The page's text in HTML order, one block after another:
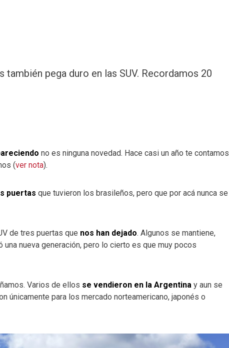
pega duro en las SUV. Recordamos 20
no es ninguna novedad. Hace casi un año te contamos
(ver nota).
puertas que tuvieron los brasileños, pero que por acá nunca se
de tres puertas que nos han dejado. Algunos se mantiene,
nueva generación, pero lo cierto es que muy pocos
Varios de ellos se vendieron en la Argentina y aun se
únicamente para los mercado norteamericano, japonés o